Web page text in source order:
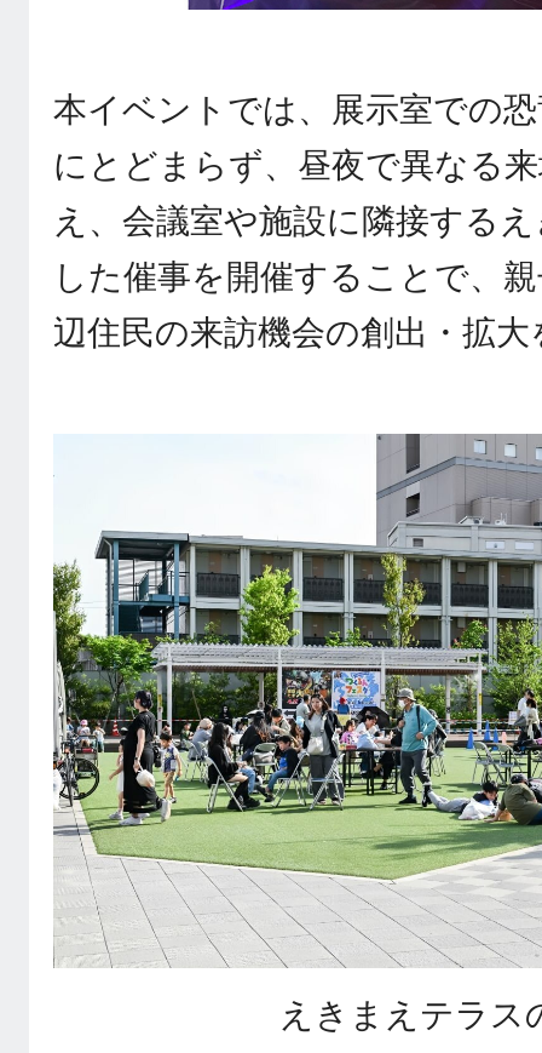
本イベントでは、展示室での
にとどまらず、昼夜で異なる
え、会議室や施設に隣接する
した催事を開催することで、
辺住民の来訪機会の創出・拡
えきまえテラス